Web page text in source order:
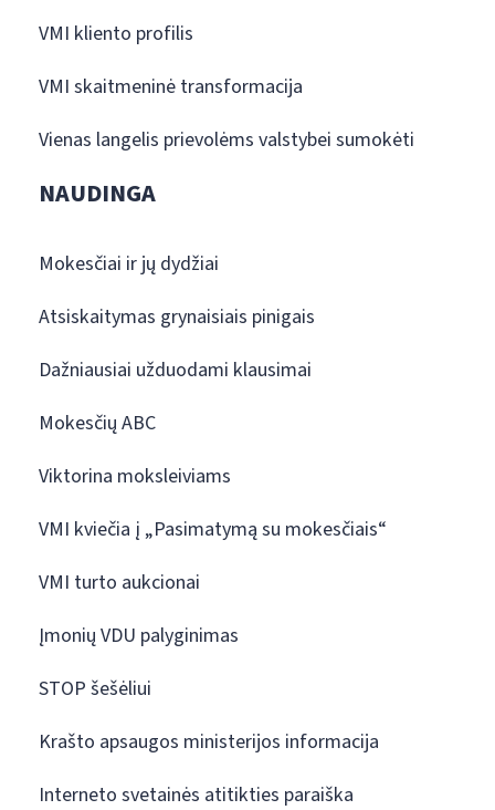
VMI kliento profilis
VMI skaitmeninė transformacija
Vienas langelis prievolėms valstybei sumokėti
NAUDINGA
Mokesčiai ir jų dydžiai
Atsiskaitymas grynaisiais pinigais
Dažniausiai užduodami klausimai
Mokesčių ABC
Viktorina moksleiviams
VMI kviečia į „Pasimatymą su mokesčiais“
VMI turto aukcionai
Įmonių VDU palyginimas
STOP šešėliui
Krašto apsaugos ministerijos informacija
Interneto svetainės atitikties paraiška